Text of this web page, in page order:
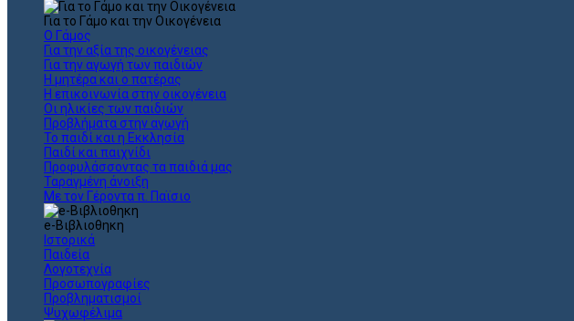
Για το Γάμο και την Οικογένεια
Ο Γάμος
Για την αξία της οικογένειας
Για την αγωγή των παιδιών
Η μητέρα και ο πατέρας
Η επικοινωνία στην οικογένεια
Οι ηλικίες των παιδιών
Προβλήματα στην αγωγή
Το παιδί και η Εκκλησία
Παιδί και παιχνίδι
Προφυλάσσοντας τα παιδιά μας
Ταραγμένη άνοιξη
Με τον Γέροντα π. Παϊσιο
e-Βιβλιοθηκη
Ιστορικά
Παιδεία
Λογοτεχνία
Προσωπογραφίες
Προβληματισμοί
Ψυχωφέλιμα